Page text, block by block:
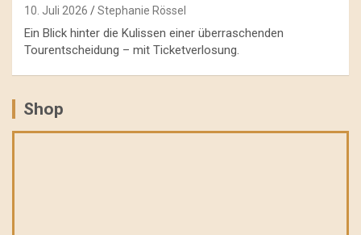
10. Juli 2026 Stephanie Rössel
Ein Blick hinter die Kulissen einer überraschenden
Tourentscheidung – mit Ticketverlosung.
Shop